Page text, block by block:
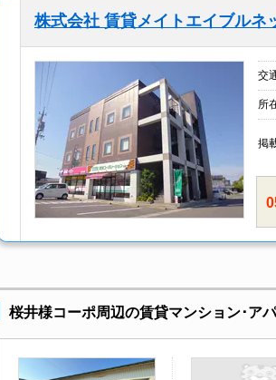
株式会社 賃貸メイトエイブルネ
交
所
掲
桜井様コーポ周辺の賃貸マンション･ア